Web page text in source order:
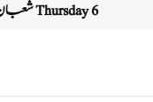
Thursday 6 شعبان 1405 هـ - 6 August 2026